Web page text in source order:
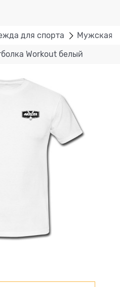
для спорта Мужская
Workout белый